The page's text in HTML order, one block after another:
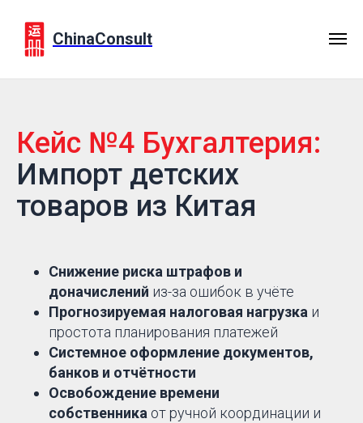
ChinaConsult
Кейс №4 Бухгалтерия:
Импорт детских
товаров из Китая
Снижение риска штрафов и
доначислений из-за ошибок в учёте
Прогнозируемая налоговая нагрузка и
простота планирования платежей
Системное оформление документов,
банков и отчётности
Освобождение времени
собственника от ручной координации и